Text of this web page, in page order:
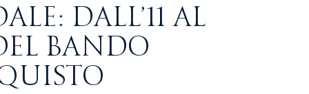
DALL’11 AL
BANDO